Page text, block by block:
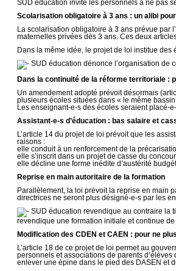
SUD éducation invite les personnels à ne pas
Scolarisation obligatoire à 3 ans : un alibi
La scolarisation obligatoire à 3 ans prévue par
maternelles privées dès 3 ans. Ces deux
Dans la même idée, le projet de loi institue
SUD éducation dénonce l’organisation de
Dans la continuité de la réforme territoriale :
Un amendement adopté prévoit désormais
plusieurs écoles situées dans « le même
Les enseignant-e-s des écoles seraient placé-
Assistant-e-s d’éducation : bas salaire et
L’article 14 du projet de loi prévoit que les
raisons :
elle conduit à un renforcement de la
elle s’inscrit dans un projet de casse du
elle décline une forme inédite d’austérité
Reprise en main autoritaire de la formation
Parallèlement, la loi prévoit la reprise en main
directrices ne seront plus désigné-e-s par les
SUD éducation revendique au contraire la
revendique une formation initiale et continue
Modification des CDEN et CAEN : pour ne
L’article 18 de ce projet de loi permet au
personnels et associations de parents
enlever une épine dans le pied des DASEN et